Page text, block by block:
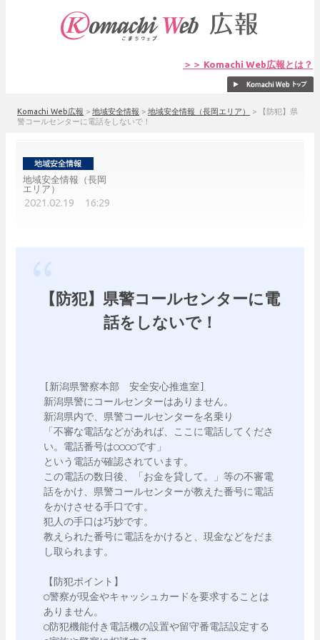
＞＞ Komachi Web広報とは？
Komachi Web広報 > 地域安全情報 > 地域安全情報（長岡エリア） >
【防犯】県
警コールセンターに電話をしないで！
地域安全情報（長岡
エリア）
2021.02.19 16:29
【防犯】県警コールセンターに電
話をしないで！
[新潟県警察本部　安全安心推進室]
新潟県警にコールセンターはありません。
新潟県内で、県警コールセンターを名乗り
「不審な電話などがあれば、ここに電話してくださ
い。電話番号は○○○○です」
という電話が確認されています。
この電話の数日後、「お金を貸して。」等の不審電
話をかけ、県警コールセンターが教えた番号に電話
をかけさせる手口です。
犯人の手口は巧妙です。
教えられた番号に電話をかけると、現金などをだま
し取られます。
【防犯ポイント】
○警察が現金やキャッシュカードを要求することは
ありません。
○防犯機能付き電話機の設置や留守番電話設定する